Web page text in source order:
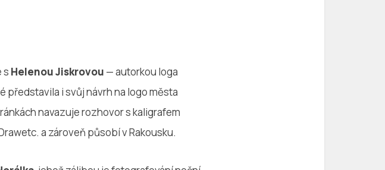
s Helenou Jiskrovou — autorkou loga
představila i svůj návrh na logo města
navazuje rozhovor s kaligrafem
a zároveň působí v Rakousku.